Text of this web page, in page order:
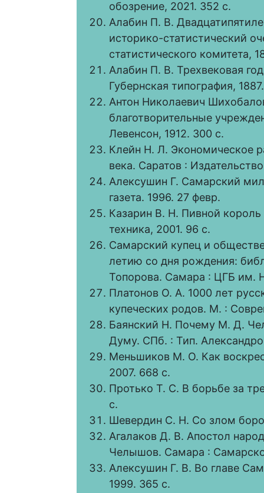
обозрение, 2021. 352 с.
Алабин П. В.
историко-статистический
статистического комитета,
Алабин П. В. Трехвековая
Губернская типография,
Антон Николаевич
благотворительные
Левенсон, 1912. 300 с.
Клейн Н. Л. Экономическое
века. Саратов :
Алексушин Г. Самарский
газета. 1996. 27 февр.
Казарин В. Н. Пивной
техника, 2001. 96 с.
Самарский купец и
летию со дня рождения:
Топорова. Самара : ЦГБ им.
Платонов О. А. 1000 лет
купеческих родов. М. :
Баянский Н. Почему М. Д.
Думу. СПб. : Тип.
Меньшиков М. О. Как
2007. 668 с.
Протько Т. С. В борьбе за
с.
Шевердин С. Н. Со злом
Агалаков Д. В. Апостол
Челышов. Самара :
Алексушин Г. В. Во главе
1999. 365 с.